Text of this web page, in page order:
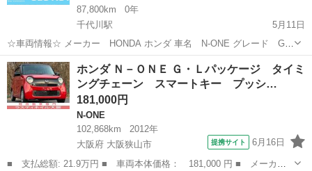
87,800km
0年
千代川駅
5月11日
☆車両情報☆ メーカー HONDA ホンダ 車名 N-ONE グレード G・
Ｌパッケージ 車検 令和10年4月まで‼️ 走行距離 87800km 車体色 ブ
ラウン系 ミッション CVT オートマ ★...
京都 亀岡市 千代川駅
ホンダ Ｎ－ＯＮＥ Ｇ・Ｌパッケージ タイミ
ングチェーン スマートキー プッシ…
181,000円
N-ONE
102,868km
2012年
大阪府 大阪狭山市
提携サイト 6月16日
■ 支払総額: 21.9万円 ■ 車両本体価格： 181,000 円 ■ メーカー